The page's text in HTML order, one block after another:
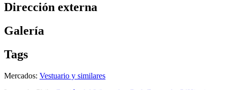
Dirección externa
Galería
Tags
Mercados: Vestuario y similares